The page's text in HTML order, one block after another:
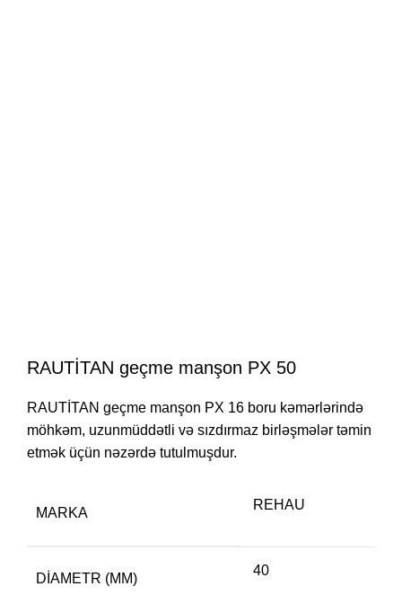
RAUTİTAN geçme manşon PX 50
RAUTİTAN geçme manşon PX 16 boru kəmərlərində
möhkəm, uzunmüddətli və sızdırmaz birləşmələr təmin
etmək üçün nəzərdə tutulmuşdur.
MARKA
REHAU
DIAMETR (MM)
40